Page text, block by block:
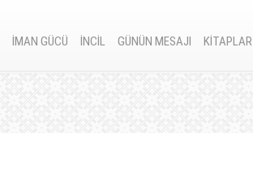
İMAN GÜCÜ İNCİL GÜNÜN MESAJI KİTAPLAR